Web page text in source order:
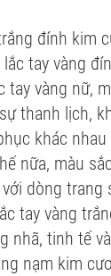
đính kim
tay vàng
tay vàng nữ,
thanh lịch,
khác
nữa, màu
dòng trang
tay vàng
nhã, tinh tế
nạm kim